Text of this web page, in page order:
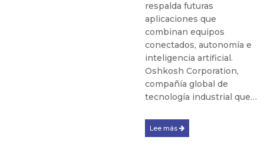
respalda futuras
aplicaciones que
combinan equipos
conectados, autonomía e
inteligencia artificial.
Oshkosh Corporation,
compañía global de
tecnología industrial que…
Lee más